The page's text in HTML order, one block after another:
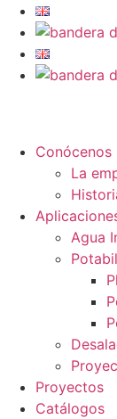
contenido
Conócenos
La
Agua
Proyectos
Catálogos